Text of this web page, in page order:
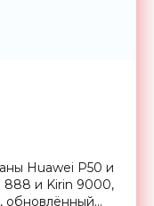
Huawei P50 и
888 и Kirin 9000,
обновлённый